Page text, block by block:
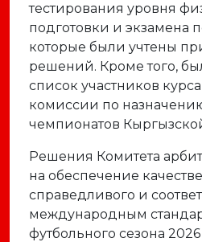
тестирования уровня
подготовки и экзамена
которые были учтены
решений. Кроме того,
список участников курса
комиссии по
чемпионатов
Решения Комитета
на обеспечение
справедливого и
международным
футбольного сезона 2026